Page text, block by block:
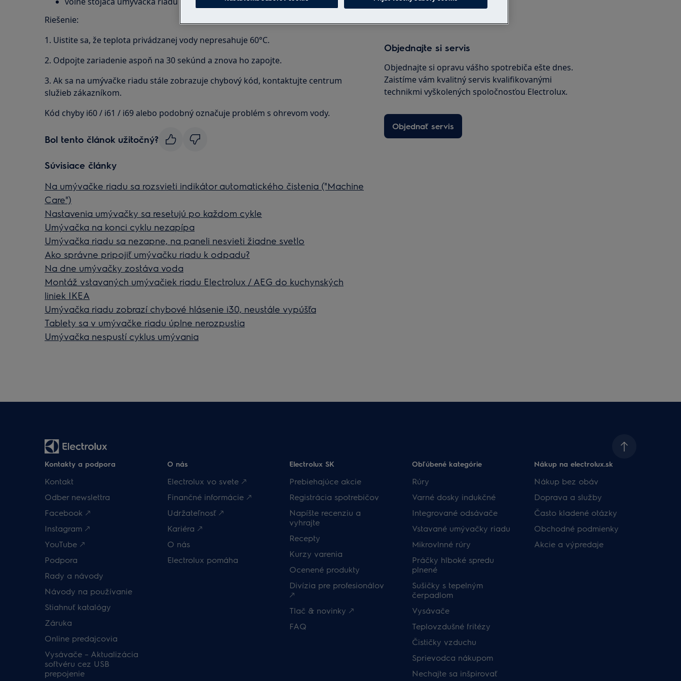
Riešenie:
1. Uistite sa, že teplota privádzanej vody nepresahuje 60°C.
2. Odpojte zariadenie aspoň na 30 sekúnd a znova ho zapojte.
3. Ak sa na umývačke riadu stále zobrazuje chybový kód, kontaktujte centrum
služieb zákazníkom.
Kód chyby i60 / i61 / i69 alebo podobný označuje problém s ohrevom vody.
Bol tento článok užitočný?
Súvisiace články
Na umývačke riadu sa rozsvieti indikátor automatického čistenia ("Machine
Care")
Nastavenia umývačky sa resetujú po každom cykle
Umývačka na konci cyklu nezapípa
Umývačka riadu sa nezapne, na paneli nesvieti žiadne svetlo
Ako správne pripojiť umývačku riadu k odpadu?
Na dne umývačky zostáva voda
Montáž vstavaných umývačiek riadu Electrolux / AEG do kuchynských
liniek IKEA
Umývačka riadu zobrazí chybové hlásenie i30, neustále vypúšťa
Tablety sa v umývačke riadu úplne nerozpustia
Umývačka nespustí cyklus umývania
Objednajte si servis
Objednajte si opravu vášho spotrebiča ešte dnes.
Zaistíme vám kvalitný servis kvalifikovanými
technikmi vyškolených spoločnosťou Electrolux.
Objednať servis
Kontakty a podpora
Kontakt
Odber newslettra
Facebook 🡕
Instagram 🡕
YouTube 🡕
Podpora
Rady a návody
Návody na používanie
Stiahnuť katalógy
Záruka
Online predajcovia
Vysávače – Aktualizácia
softvéru cez USB
prepojenie
O nás
Electrolux vo svete 🡕
Finančné informácie 🡕
Udržateľnosť 🡕
Kariéra 🡕
O nás
Electrolux pomáha
Electrolux SK
Prebiehajúce akcie
Registrácia spotrebičov
Napíšte recenziu a
vyhrajte
Recepty
Kurzy varenia
Ocenené produkty
Divízia pre profesionálov
🡕
Tlač & novinky 🡕
FAQ
Obľúbené kategórie
Rúry
Varné dosky indukčné
Integrované odsávače
Vstavané umývačky riadu
Mikrovlnné rúry
Práčky hlboké spredu
plnené
Sušičky s tepelným
čerpadlom
Vysávače
Teplovzdušné fritézy
Čističky vzduchu
Sprievodca nákupom
Nechajte sa inšpirovať
Nákup na electrolux.sk
Nákup bez obáv​
Doprava a služby​
​Často kladené otázky​
Obchodné podmienky​
Akcie a výpredaje